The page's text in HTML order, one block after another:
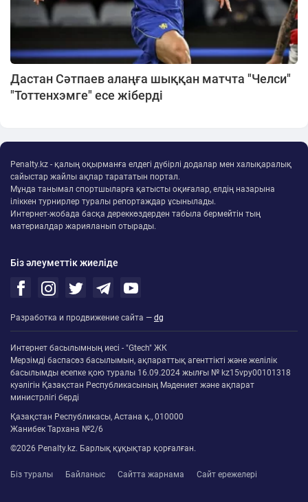
Дастан Сәтпаев алаңға шыққан матчта "Челси"
"Тоттенхэмге" есе жіберді
Penalty.kz - қалың оқырманға елдегі дүбірлі додалар мен халықаралық
сайыстар жайлы ақпар тарататын портал.
Мұнда танымал спортшыларға қатысты оқиғалар, елдің назарына
іліккен турнирлер туралы репортаждар ұсынылады.
Интернет-жобада басқа дереккөздерден табыла бермейтін тың
материалдар жарияланып отырады.
Біз әлеуметтік жиеліде
Разработка и продвижение сайта — dg
Интернет басылымның иесі - "Gtech" ЖК
Мерзімді баспасөз басылымын, ақпараттық агенттікті және желілік
басылымды есепке қою туралы 16.09.2024 жылғы № kz15vpy00101318
куәлігін Қазақстан Республикасының Мәдениет және ақпарат
министрлігі берді
Қазақстан Республикасы, Астана қ., 010000
Жанибек Тархана №2/6
©2026 Penalty.kz. Барлық құқықтар қорғалған.
Біз туралы Байланыс Сайтта жарнама Сайт ережелері